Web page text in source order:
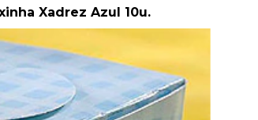
Xadrez Azul 10u.